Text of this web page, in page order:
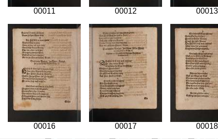
00011 00012 00013
00016 00017 00018